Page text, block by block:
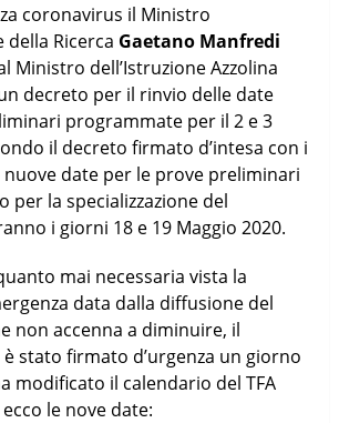
coronavirus il Ministro
della Ricerca Gaetano Manfredi
Ministro dell’Istruzione Azzolina
decreto per il rinvio delle date
programmate per il 2 e 3
il decreto firmato d’intesa con i
date per le prove preliminari
per la specializzazione del
i giorni 18 e 19 Maggio 2020.
mai necessaria vista la
data dalla diffusione del
non accenna a diminuire, il
stato firmato d’urgenza un giorno
modificato il calendario del TFA
le nove date: